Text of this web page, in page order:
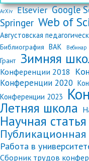
ArXiv Elsevier Google
Springer Web of
Августовская
Библиография ВАК Вебинар
Грант Зимняя
Конференции 2018
Конференции 2020
Конференции 2023
Летняя школа
Научная статья
Публикационная
Работа в
Сборник трудов